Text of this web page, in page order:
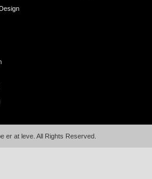
er at leve. All Rights Reserved.